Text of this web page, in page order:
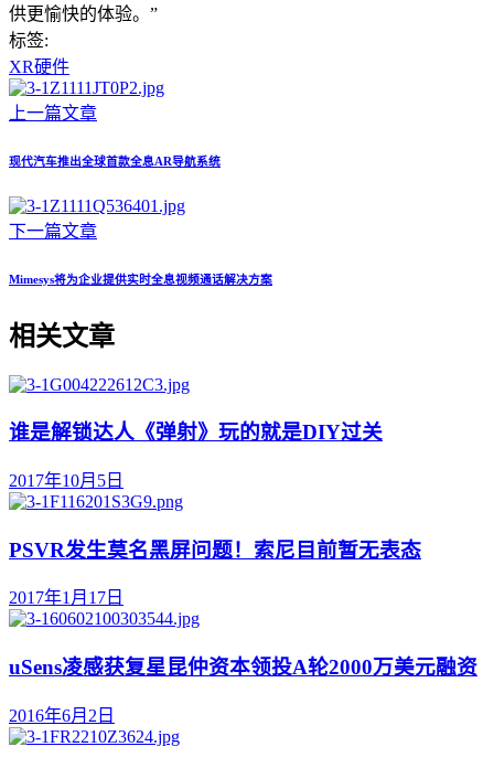
供更愉快的体验。”
标签:
XR硬件
上一篇文章
现代汽车推出全球首款全息AR导航系统
下一篇文章
Mimesys将为企业提供实时全息视频通话解决方案
相关文章
谁是解锁达人《弹射》玩的就是DIY过关
2017年10月5日
PSVR发生莫名黑屏问题！索尼目前暂无表态
2017年1月17日
uSens凌感获复星昆仲资本领投A轮2000万美元融资
2016年6月2日